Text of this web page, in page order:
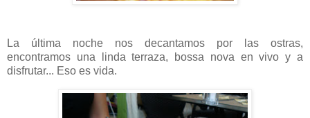
La última noche nos decantamos por las ostras,
encontramos una linda terraza, bossa nova en vivo y a
disfrutar... Eso es vida.